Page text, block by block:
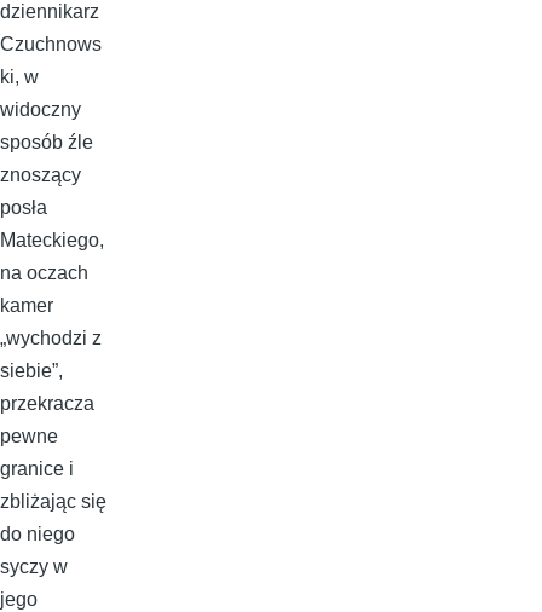
dziennikarz
Czuchnows
ki, w
widoczny
sposób źle
znoszący
posła
Mateckiego,
na oczach
kamer
„wychodzi z
siebie”,
przekracza
pewne
granice i
zbliżając się
do niego
syczy w
jego